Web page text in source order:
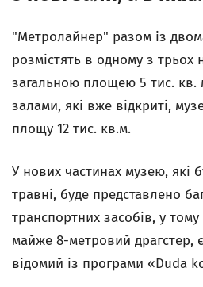
"Метролайнер" разом із
розмістять в одному з трьох
загальною площею 5 тис. кв.
залами, які вже відкриті,
площу 12 тис. кв.м.
У нових частинах музею, які
травні, буде представлено
транспортних засобів, у
майже 8-метровий драгстер,
відомий із програми «Duda